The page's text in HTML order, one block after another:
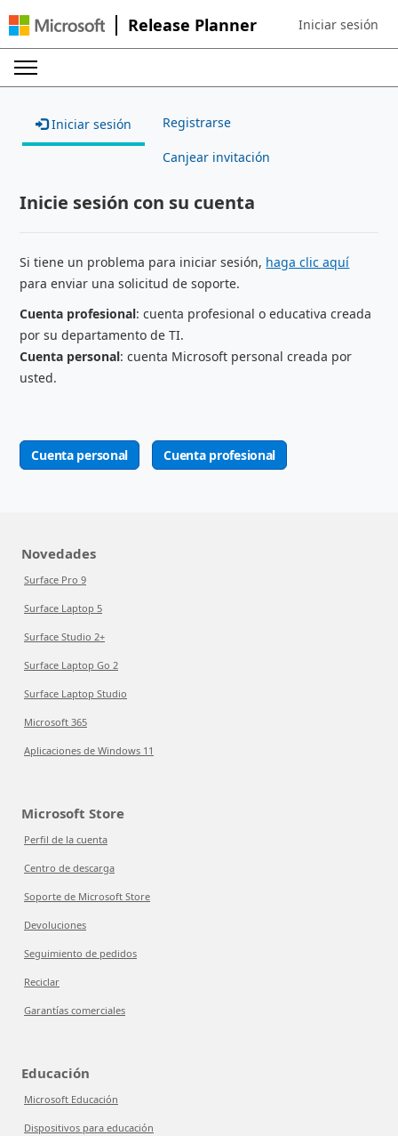
Release Planner Sign in to your
Iniciar sesión
Iniciar sesión Registrarse
Canjear invitación
Inicie sesión con su cuenta
Si tiene un problema para iniciar sesión, haga clic aquí
para enviar una solicitud de soporte.
Cuenta profesional: cuenta profesional o educativa creada
por su departamento de TI.
Cuenta personal: cuenta Microsoft personal creada por
usted.
Cuenta personal Cuenta profesional
Novedades
Surface Pro 9
Surface Laptop 5
Surface Studio 2+
Surface Laptop Go 2
Surface Laptop Studio
Microsoft 365
Aplicaciones de Windows 11
Microsoft Store
Perfil de la cuenta
Centro de descarga
Soporte de Microsoft Store
Devoluciones
Seguimiento de pedidos
Reciclar
Garantías comerciales
Educación
Microsoft Educación
Dispositivos para educación